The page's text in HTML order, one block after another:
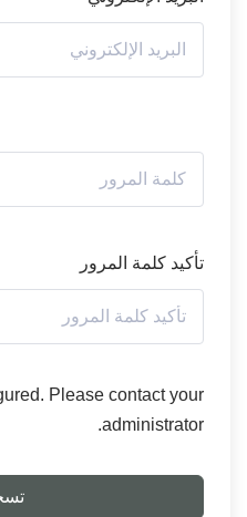
تأكيد كلمة المرور
Please contact your
administrator.